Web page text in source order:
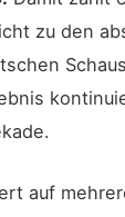
zu den
auf